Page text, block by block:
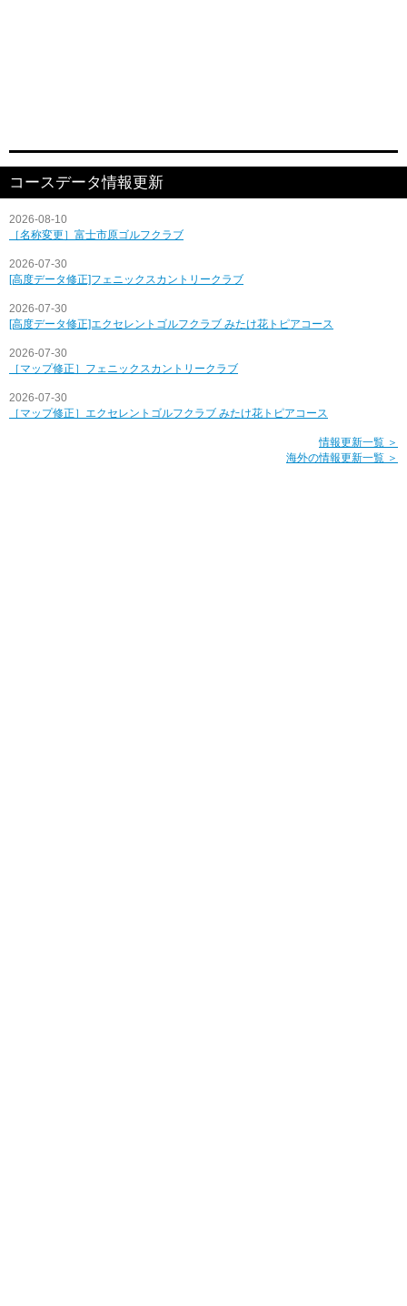
コースデータ情報更新
2026-08-10
［名称変更］富士市原ゴルフクラブ
2026-07-30
[高度データ修正]フェニックスカントリークラブ
2026-07-30
[高度データ修正]エクセレントゴルフクラブ みたけ花トピアコース
2026-07-30
［マップ修正］フェニックスカントリークラブ
2026-07-30
［マップ修正］エクセレントゴルフクラブ みたけ花トピアコース
情報更新一覧 ＞
海外の情報更新一覧 ＞